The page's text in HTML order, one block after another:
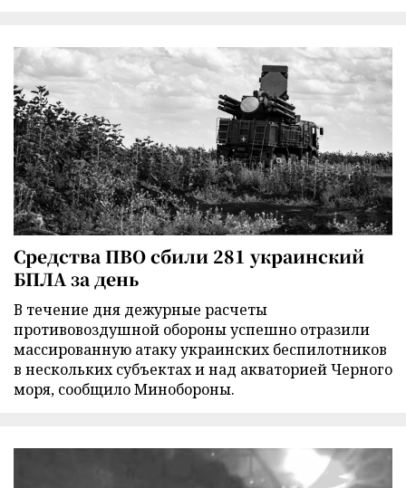
Средства ПВО сбили 281 украинский
БПЛА за день
В течение дня дежурные расчеты
противовоздушной обороны успешно отразили
массированную атаку украинских беспилотников
в нескольких субъектах и над акваторией Черного
моря, сообщило Минобороны.